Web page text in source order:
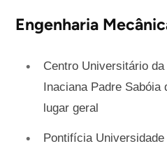
Engenharia
Centro Universitário
Inaciana Padre Sabóia
lugar geral
Pontifícia